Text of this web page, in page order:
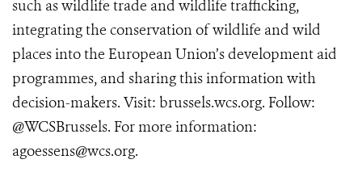
such as wildlife trade and wildlife trafficking,
integrating the conservation of wildlife and wild
places into the European Union’s development aid
programmes, and sharing this information with
decision-makers. Visit: brussels.wcs.org. Follow:
@WCSBrussels. For more information:
agoessens@wcs.org.